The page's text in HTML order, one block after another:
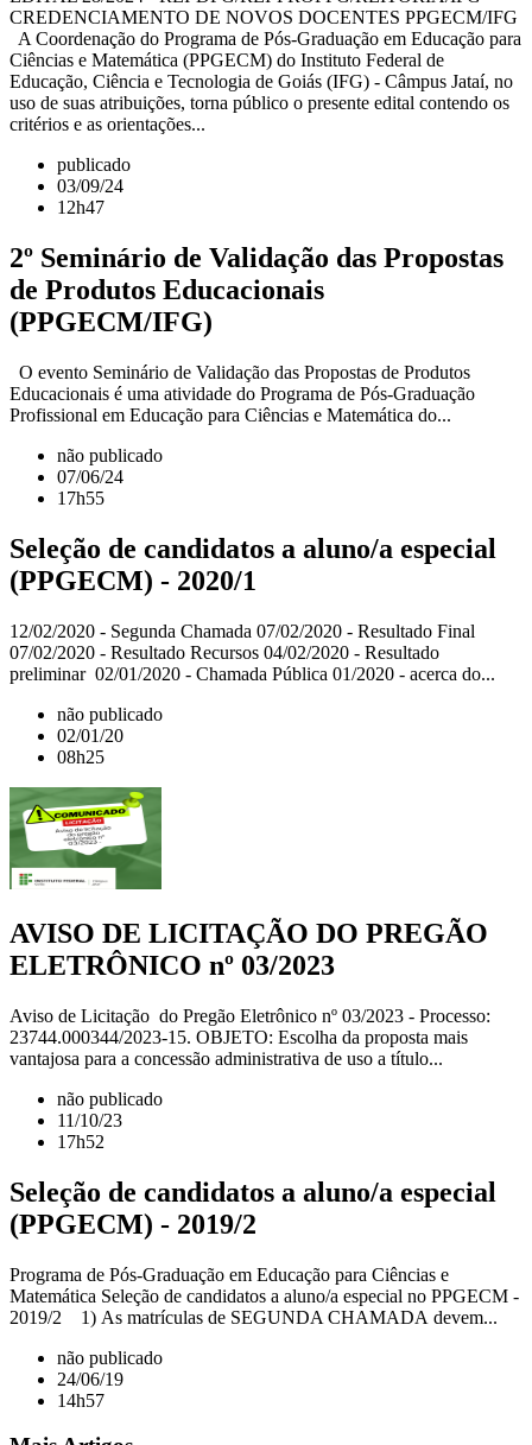
CREDENCIAMENTO DE NOVOS DOCENTES PPGECM/IFG
A Coordenação do Programa de Pós-Graduação em Educação para
Ciências e Matemática (PPGECM) do Instituto Federal de
Educação, Ciência e Tecnologia de Goiás (IFG) - Câmpus Jataí, no
uso de suas atribuições, torna público o presente edital contendo os
critérios e as orientações...
publicado
03/09/24
12h47
2º Seminário de Validação das Propostas
de Produtos Educacionais
(PPGECM/IFG)
O evento Seminário de Validação das Propostas de Produtos
Educacionais é uma atividade do Programa de Pós-Graduação
Profissional em Educação para Ciências e Matemática do...
não publicado
07/06/24
17h55
Seleção de candidatos a aluno/a especial
(PPGECM) - 2020/1
12/02/2020 - Segunda Chamada 07/02/2020 - Resultado Final
07/02/2020 - Resultado Recursos 04/02/2020 - Resultado
preliminar 02/01/2020 - Chamada Pública 01/2020 - acerca do...
não publicado
02/01/20
08h25
AVISO DE LICITAÇÃO DO PREGÃO
ELETRÔNICO nº 03/2023
Aviso de Licitação do Pregão Eletrônico nº 03/2023 - Processo:
23744.000344/2023-15. OBJETO: Escolha da proposta mais
vantajosa para a concessão administrativa de uso a título...
não publicado
11/10/23
17h52
Seleção de candidatos a aluno/a especial
(PPGECM) - 2019/2
Programa de Pós-Graduação em Educação para Ciências e
Matemática Seleção de candidatos a aluno/a especial no PPGECM -
2019/2 1) As matrículas de SEGUNDA CHAMADA devem...
não publicado
24/06/19
14h57